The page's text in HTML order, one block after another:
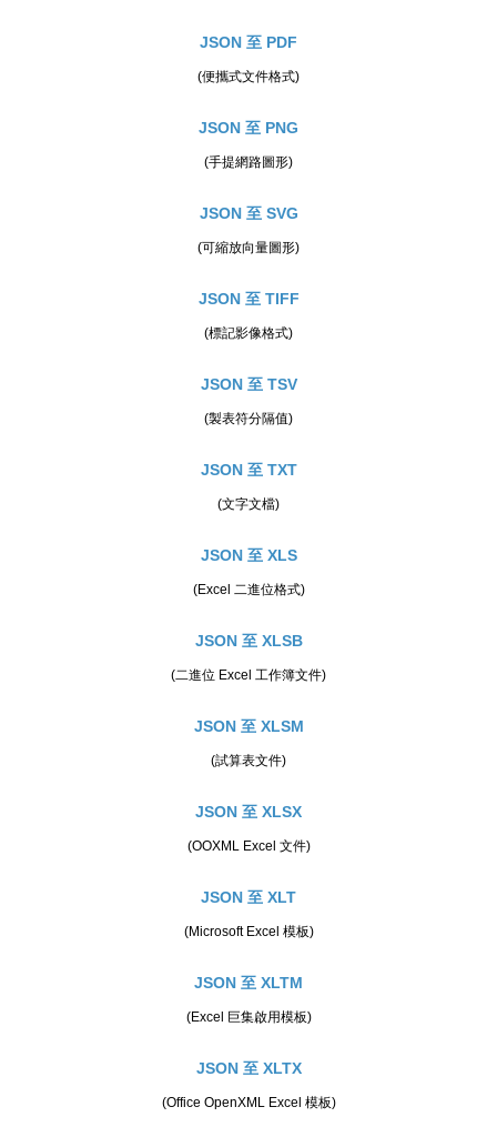
JSON 至 PDF
(便攜式文件格式)
JSON 至 PNG
(手提網路圖形)
JSON 至 SVG
(可縮放向量圖形)
JSON 至 TIFF
(標記影像格式)
JSON 至 TSV
(製表符分隔值)
JSON 至 TXT
(文字文檔)
JSON 至 XLS
(Excel 二進位格式)
JSON 至 XLSB
(二進位 Excel 工作簿文件)
JSON 至 XLSM
(試算表文件)
JSON 至 XLSX
(OOXML Excel 文件)
JSON 至 XLT
(Microsoft Excel 模板)
JSON 至 XLTM
(Excel 巨集啟用模板)
JSON 至 XLTX
(Office OpenXML Excel 模板)